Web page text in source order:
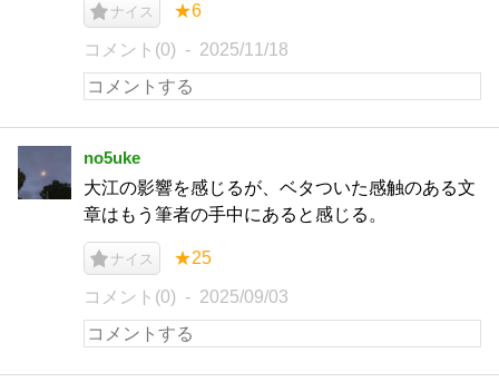
ナイス ★6
コメント(0) 2025/11/18
no5uke
大江の影響を感じるが、ベタついた感触のある文
章はもう筆者の手中にあると感じる。
ナイス ★25
コメント(0) 2025/09/03